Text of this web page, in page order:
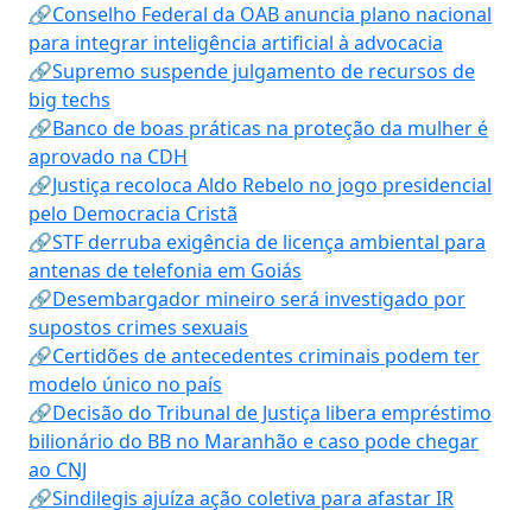
🔗Conselho Federal da OAB anuncia plano nacional
para integrar inteligência artificial à advocacia
🔗Supremo suspende julgamento de recursos de
big techs
🔗Banco de boas práticas na proteção da mulher é
aprovado na CDH
🔗Justiça recoloca Aldo Rebelo no jogo presidencial
pelo Democracia Cristã
🔗STF derruba exigência de licença ambiental para
antenas de telefonia em Goiás
🔗Desembargador mineiro será investigado por
supostos crimes sexuais
🔗Certidões de antecedentes criminais podem ter
modelo único no país
🔗Decisão do Tribunal de Justiça libera empréstimo
bilionário do BB no Maranhão e caso pode chegar
ao CNJ
🔗Sindilegis ajuíza ação coletiva para afastar IR